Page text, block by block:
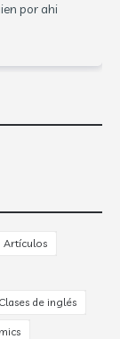
por ahi
Artículos
Clases de inglés